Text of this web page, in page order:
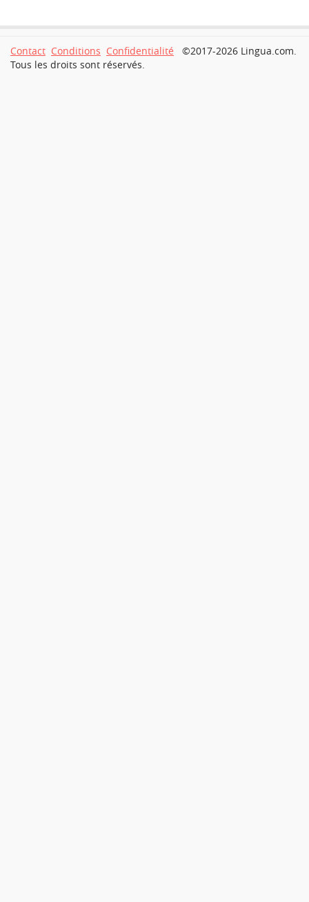
Contact Conditions Confidentialité
©2017-2026 Lingua.com.
Tous les droits sont réservés.